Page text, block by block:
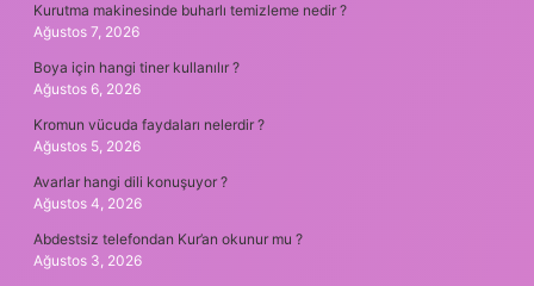
Kurutma makinesinde buharlı temizleme nedir ?
Ağustos 7, 2026
Boya için hangi tiner kullanılır ?
Ağustos 6, 2026
Kromun vücuda faydaları nelerdir ?
Ağustos 5, 2026
Avarlar hangi dili konuşuyor ?
Ağustos 4, 2026
Abdestsiz telefondan Kur’an okunur mu ?
Ağustos 3, 2026